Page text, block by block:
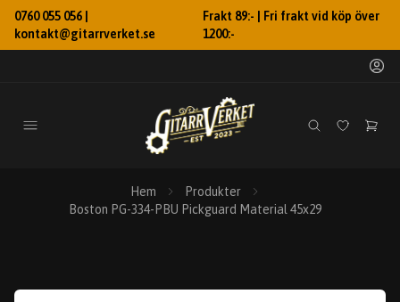
0760 055 056 |
kontakt@gitarrverket.se
Frakt 89:- | Fri frakt vid köp över
1200:-
Hem
Produkter
Boston PG-334-PBU Pickguard Material 45x29